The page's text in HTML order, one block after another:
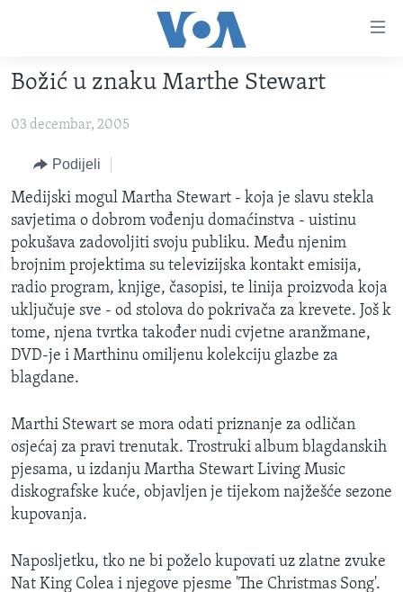
glavni
Pređi
navigaciju
Idi
na
pretragu
VIDEO
FOTOGRAFIJE DANA
VIJESTI
SJEDINJENE AMERIČKE DRŽAVE
BOSNA I HERCEGOVINA
SVIJET
NAUKA I TEHNOLOGIJA
SPECIJALNI PROJEKTI
KORUPCIJA
SLOBODA MEDIJA
ŽENSKA STRANA
IZBJEGLIČKA STRANA
MAGAZIN
O GLASU AMERIKE
Learning English
Božić u znaku Marthe Stewart
03 decembar, 2005
Podijeli
Medijski mogul Martha Stewart - koja je slavu stekla
savjetima o dobrom vođenju domaćinstva - uistinu
pokušava zadovoljiti svoju publiku. Među njenim
brojnim projektima su televizijska kontakt emisija,
radio program, knjige, časopisi, te linija proizvoda koja
uključuje sve - od stolova do pokrivača za krevete. Još k
tome, njena tvrtka također nudi cvjetne aranžmane,
DVD-je i Marthinu omiljenu kolekciju glazbe za
blagdane.
Marthi Stewart se mora odati priznanje za odličan
osjećaj za pravi trenutak. Trostruki album blagdanskih
pjesama, u izdanju Martha Stewart Living Music
diskografske kuće, objavljen je tijekom najžešće sezone
kupovanja.
Naposljetku, tko ne bi poželo kupovati uz zlatne zvuke
Nat King Colea i njegove pjesme 'The Christmas Song'.